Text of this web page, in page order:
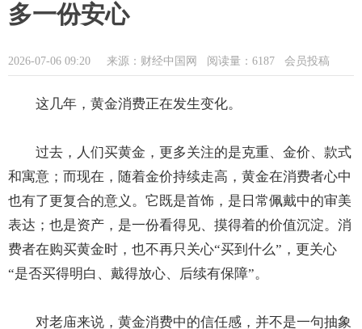
多一份安心
2026-07-06 09:20 来源：财经中国网 阅读量：6187 会员投稿
这几年，黄金消费正在发生变化。
过去，人们买黄金，更多关注的是克重、金价、款式
和寓意；而现在，随着金价持续走高，黄金在消费者心中
也有了更复合的意义。它既是首饰，是日常佩戴中的审美
表达；也是资产，是一份看得见、摸得着的价值沉淀。消
费者在购买黄金时，也不再只关心“买到什么”，更关心
“是否买得明白、戴得放心、后续有保障”。
对老庙来说，黄金消费中的信任感，并不是一句抽象